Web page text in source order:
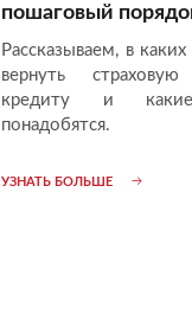
пошаговый
Рассказываем, в
вернуть
кредиту и
понадобятся.
УЗНАТЬ БОЛЬШЕ